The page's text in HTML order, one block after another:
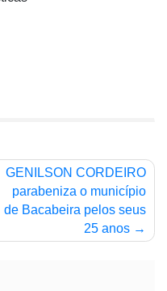
GENILSON CORDEIRO
parabeniza o município
de Bacabeira pelos seus
25 anos